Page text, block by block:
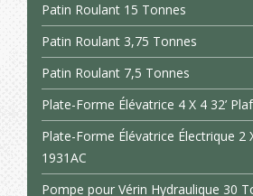
Patin Roulant 15 Tonnes
Patin Roulant 3,75 Tonnes
Patin Roulant 7,5 Tonnes
Plate-Forme Élévatrice 4 X 4 32’
Plate-Forme Élévatrice Électrique 2
1931AC
Pompe pour Vérin Hydraulique 30